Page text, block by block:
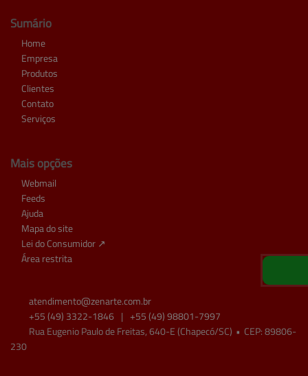
Sumário
Home
Empresa
Produtos
Clientes
Contato
Serviços
Mais opções
Webmail
Feeds
Ajuda
Mapa do site
Lei do Consumidor ↗
Área restrita
atendimento@zenarte.com.br
+55 (49) 3322-1846 | +55 (49) 98801-7997
Rua Eugenio Paulo de Freitas, 640-E (Chapecó/SC) • CEP: 89806-
230